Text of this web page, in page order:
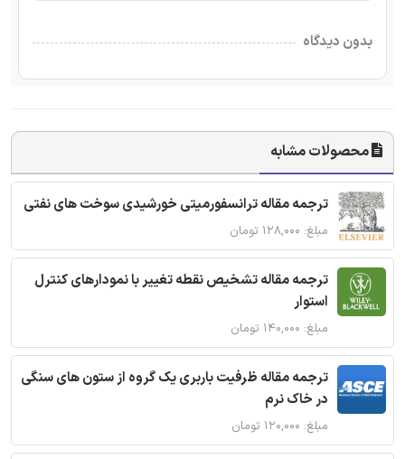
بدون دیدگاه
محصولات مشابه
ترجمه مقاله ترانسفورمیتی خورشیدی سوخت های نفتی
مبلغ: ۱۲۸,۰۰۰ تومان
ترجمه مقاله تشخیص نقطه تغییر با نمودارهای کنترل
استوار
مبلغ: ۱۴۰,۰۰۰ تومان
ترجمه مقاله ظرفیت باربری یک گروه از ستون های سنگی
در خاک نرم
مبلغ: ۱۲۰,۰۰۰ تومان